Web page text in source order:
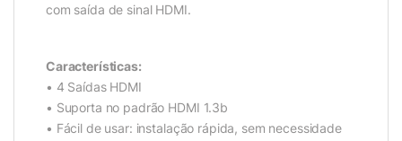
com saída de sinal HDMI.
Características:
• 4 Saídas HDMI
• Suporta no padrão HDMI 1.3b
• Fácil de usar: instalação rápida, sem necessidade